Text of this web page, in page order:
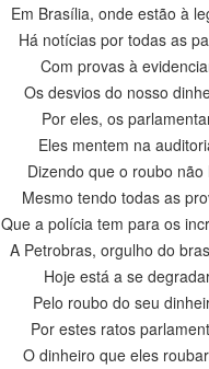
Em Brasília, onde estão à
Há notícias por todas as
Com provas à
Os desvios do nosso
Por eles, os
Eles mentem na
Dizendo que o roubo não
Mesmo tendo todas as
Que a polícia tem para os
A Petrobras, orgulho do
Hoje está a se
Pelo roubo do seu
Por estes ratos
O dinheiro que eles